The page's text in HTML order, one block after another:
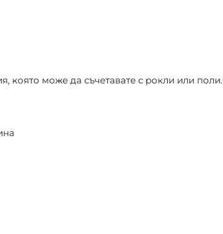
която може да съчетавате с рокли или поли.